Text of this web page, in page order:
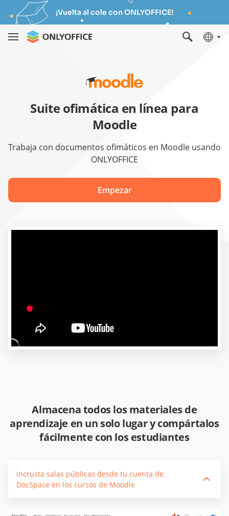
¡Vuelta al cole con ONLYOFFICE!
Suite ofimática en línea para
Moodle
Trabaja con documentos ofimáticos en Moodle usando
ONLYOFFICE
Empezar
Almacena todos los materiales de
aprendizaje en un solo lugar y compártalos
fácilmente con los estudiantes
Incrusta salas públicas desde tu cuenta de
DocSpace en los cursos de Moodle